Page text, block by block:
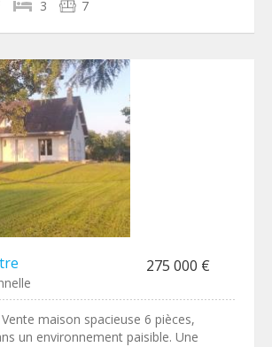
3 7
275 000 €
maison spacieuse 6 pièces,
un environnement paisible. Une